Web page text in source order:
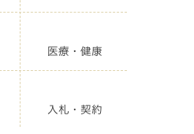
医療・健康
入札・契約